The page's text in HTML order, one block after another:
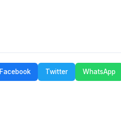
Facebook Twitter WhatsApp